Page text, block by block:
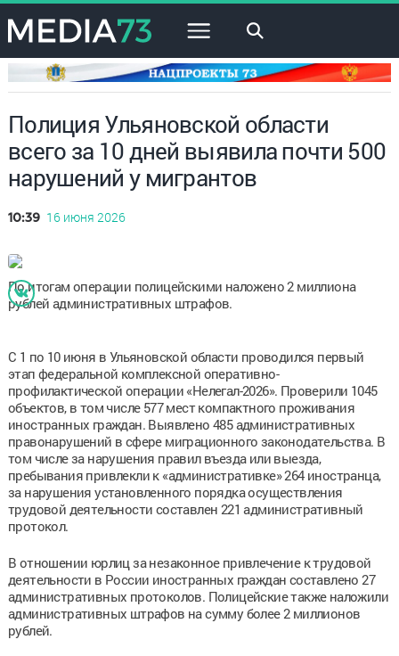
×
Полиция Ульяновской области
всего за 10 дней выявила почти 500
нарушений у мигрантов
10:39 16 июня 2026
По итогам операции полицейскими наложено 2 миллиона
рублей административных штрафов.
С 1 по 10 июня в Ульяновской области проводился первый
этап федеральной комплексной оперативно-
профилактической операции «Нелегал-2026». Проверили 1045
объектов, в том числе 577 мест компактного проживания
иностранных граждан. Выявлено 485 административных
правонарушений в сфере миграционного законодательства. В
том числе за нарушения правил въезда или выезда,
пребывания привлекли к «административке» 264 иностранца,
за нарушения установленного порядка осуществления
трудовой деятельности составлен 221 административный
протокол.
В отношении юрлиц за незаконное привлечение к трудовой
деятельности в России иностранных граждан составлено 27
административных протоколов. Полицейские также наложили
административных штрафов на сумму более 2 миллионов
рублей.